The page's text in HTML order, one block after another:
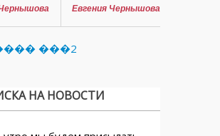
Евгения Чернышова
���2
НА НОВОСТИ